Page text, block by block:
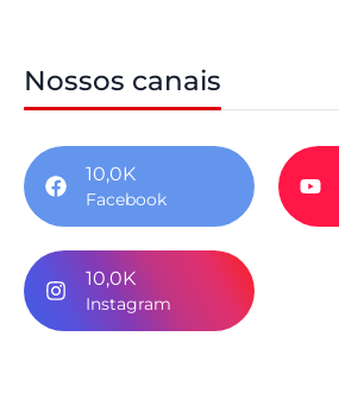
Nossos canais
10,0K
Facebook
10,0K
Instagram